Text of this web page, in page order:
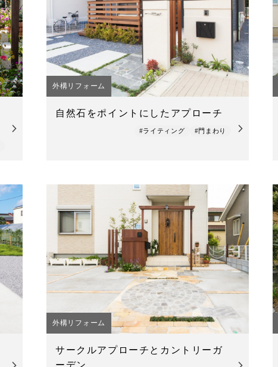
外構リフォーム
自然石をポイントにしたアプローチ
#ライティング #門まわり
外構リフォーム
サークルアプローチとカントリーガ
ーデン